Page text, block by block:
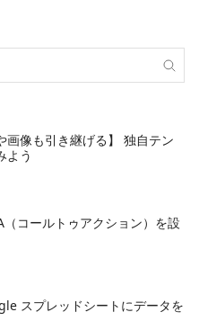
画像も引き継げる】 独自テン
よう
（コールトゥアクション）を設
スプレッドシートにデータを